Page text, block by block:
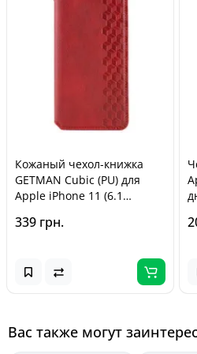
Кожаный чехол-книжка
GETMAN Cubic (PU) для
Apple iPhone 11 (6.1
339 грн.
Вас также могут